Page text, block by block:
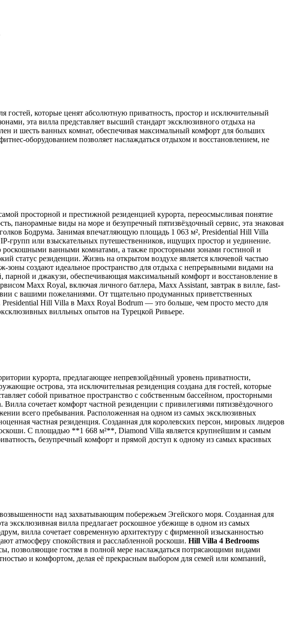
которые ценят абсолютную приватность, простор и исключительный
эта вилла представляет высший стандарт эксклюзивного отдыха на
и шесть ванных комнат, обеспечивая максимальный комфорт для больших
оборудованием позволяет наслаждаться отдыхом и восстановлением, не
просторной и престижной резиденцией курорта, переосмысливая понятие
панорамные виды на море и безупречный пятизвёздочный сервис, эта знаковая
Бодрума. Занимая впечатляющую площадь 1 063 м², Presidential Hill Villa
групп или взыскательных путешественников, ищущих простор и уединение.
ванными комнатами, а также просторными зонами гостиной и
статус резиденции. Жизнь на открытом воздухе является ключевой частью
создают идеальное пространство для отдыха с непрерывными видами на
и джакузи, обеспечивающая максимальный комфорт и восстановление в
Maxx Royal, включая личного батлера, Maxx Assistant, завтрак в вилле, fast-
с вашими пожеланиями. От тщательно продуманных приветственных
Hill Villa в Maxx Royal Bodrum — это больше, чем просто место для
вилльных опытов на Турецкой Ривьере.
курорта, предлагающее непревзойдённый уровень приватности,
острова, эта исключительная резиденция создана для гостей, которые
собой приватное пространство с собственным бассейном, просторными
сочетает комфорт частной резиденции с привилегиями пятизвёздочного
всего пребывания. Расположенная на одном из самых эксклюзивных
частная резиденция. Созданная для королевских персон, мировых лидеров
С площадью **1 668 м²**, Diamond Villa является крупнейшим и самым
безупречный комфорт и прямой доступ к одному из самых красивых
над захватывающим побережьем Эгейского моря. Созданная для
эксклюзивная вилла предлагает роскошное убежище в одном из самых
вилла сочетает современную архитектуру с фирменной изысканностью
атмосферу спокойствия и расслабленной роскоши. Hill Villa 4 Bedrooms
позволяющие гостям в полной мере наслаждаться потрясающими видами
и комфортом, делая её прекрасным выбором для семей или компаний,